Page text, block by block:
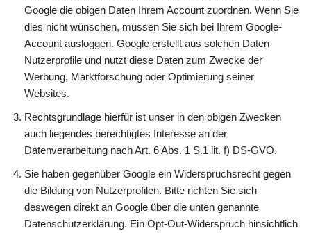
Google die obigen Daten Ihrem Account zuordnen. Wenn Sie
dies nicht wünschen, müssen Sie sich bei Ihrem Google-
Account ausloggen. Google erstellt aus solchen Daten
Nutzerprofile und nutzt diese Daten zum Zwecke der
Werbung, Marktforschung oder Optimierung seiner
Websites.
Rechtsgrundlage hierfür ist unser in den obigen Zwecken
auch liegendes berechtigtes Interesse an der
Datenverarbeitung nach Art. 6 Abs. 1 S.1 lit. f) DS-GVO.
Sie haben gegenüber Google ein Widerspruchsrecht gegen
die Bildung von Nutzerprofilen. Bitte richten Sie sich
deswegen direkt an Google über die unten genannte
Datenschutzerklärung. Ein Opt-Out-Widerspruch hinsichtlich